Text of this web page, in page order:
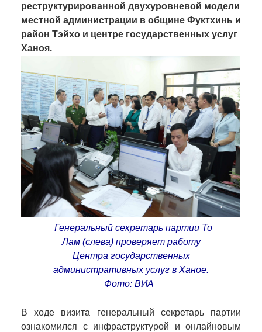
реструктурированной двухуровневой модели
местной администрации в общине Фуктхинь и
район Тэйхо и центре государственных услуг
Ханоя.
Генеральный секретарь партии То
Лам (слева) проверяет работу
Центра государственных
административных услуг в Ханое.
Фото: ВИA
В ходе визита генеральный секретарь партии
ознакомился с инфраструктурой и онлайновым